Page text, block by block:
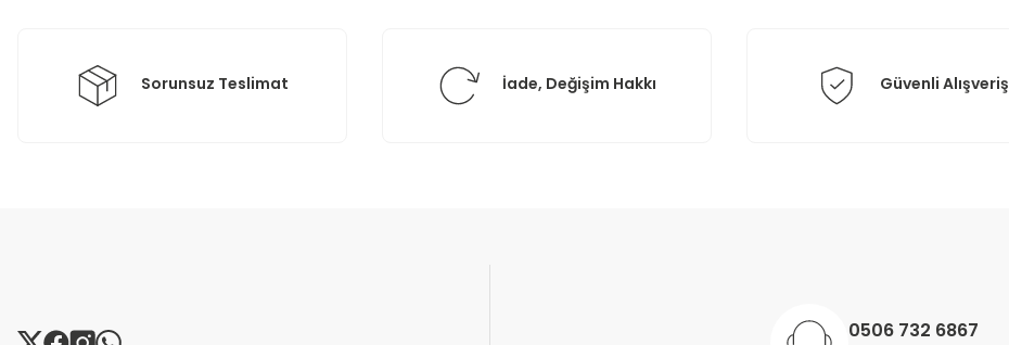
Sorunsuz Teslimat İade, Değişim Hakkı Güvenli Alışveriş
0506 732 6867